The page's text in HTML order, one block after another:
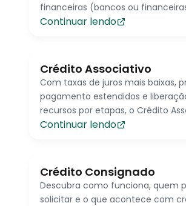
financeiras (bancos ou
empregadores ou órgãos
Continuar lendo
Crédito Associativo
Com taxas de juros mais baixas,
pagamento estendidos e
recursos por etapas, o Crédito
facilita o acesso à moradia própria
Continuar lendo
Crédito Consignado
Descubra como funciona, quem
solicitar e o que acontece com